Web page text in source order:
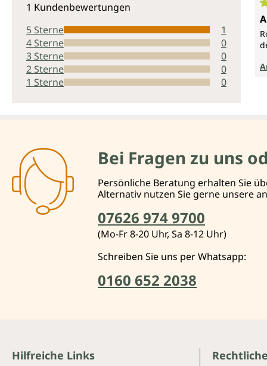
1 Kundenbewertungen
5 Sterne
1
4 Sterne
0
3 Sterne
0
2 Sterne
0
1 Sterne
0
Bei Fragen zu uns
Persönliche Beratung erhalten Sie
Alternativ nutzen Sie gerne unsere
07626 974 9700
(Mo-Fr 8-20 Uhr, Sa 8-12 Uhr)
Schreiben Sie uns per Whatsapp:
0160 652 2038
Hilfreiche Links